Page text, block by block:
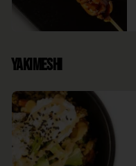
Yakimeshi